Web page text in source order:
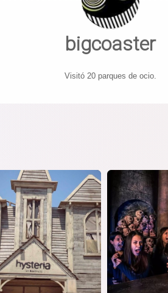
bigcoaster
Visitó 20 parques de ocio.